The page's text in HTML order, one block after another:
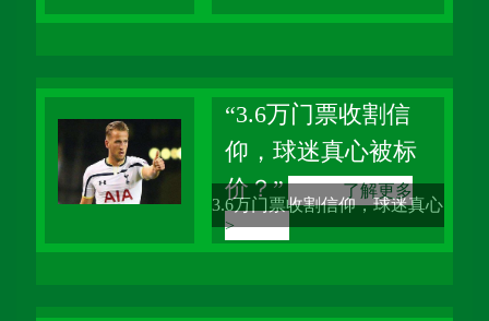
命 三十年的体育评估生涯，我
2026年那个夏夜，当英格兰队
在柏林奥林匹克球场举起大力
神杯的那一刻，我依然无法抑
制内心的震颤。这不是一次普
“3.6万门票收割信
仰，球迷真心被标
价？”
3.6万门票收割信仰，球迷真心
被标价？ 作为一名在体育圈摸
了解更多
>